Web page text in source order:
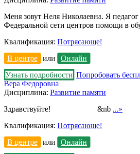
Меня зовут Неля Николаевна. Я
Федеральной сети центров помощи в
Квалификация: Потрясающе!
В центре
или
Онлайн
Узнать подробности Попробовать
Вера Федоровна
Дисциплина: Развитие памяти
Здравствуйте! &nb ...»
Квалификация: Потрясающе!
В центре
или
Онлайн